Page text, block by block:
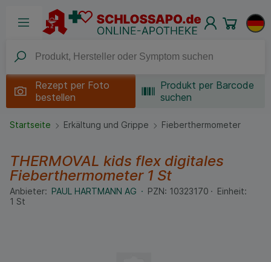
Rezept per Foto
bestellen
Produkt per Barcode
suchen
Startseite Erkältung und Grippe Fieberthermometer
THERMOVAL kids flex digitales
Fieberthermometer 1 St
Anbieter: PAUL HARTMANN AG PZN: 10323170
Einheit:
1 St